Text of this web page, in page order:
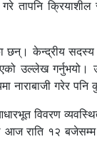
तापनि
छन्। केन्द्रीय
उल्लेख
नाराबाजी गरेर
विवरण
राति १२